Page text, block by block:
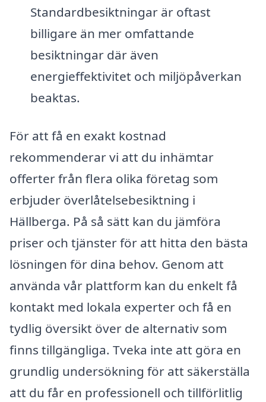
Standardbesiktningar är oftast
billigare än mer omfattande
besiktningar där även
energieffektivitet och miljöpåverkan
beaktas.
För att få en exakt kostnad
rekommenderar vi att du inhämtar
offerter från flera olika företag som
erbjuder överlåtelsebesiktning i
Hällberga. På så sätt kan du jämföra
priser och tjänster för att hitta den bästa
lösningen för dina behov. Genom att
använda vår plattform kan du enkelt få
kontakt med lokala experter och få en
tydlig översikt över de alternativ som
finns tillgängliga. Tveka inte att göra en
grundlig undersökning för att säkerställa
att du får en professionell och tillförlitlig